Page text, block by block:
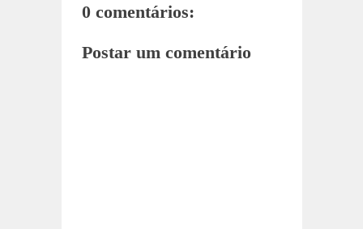
0 comentários:
Postar um comentário